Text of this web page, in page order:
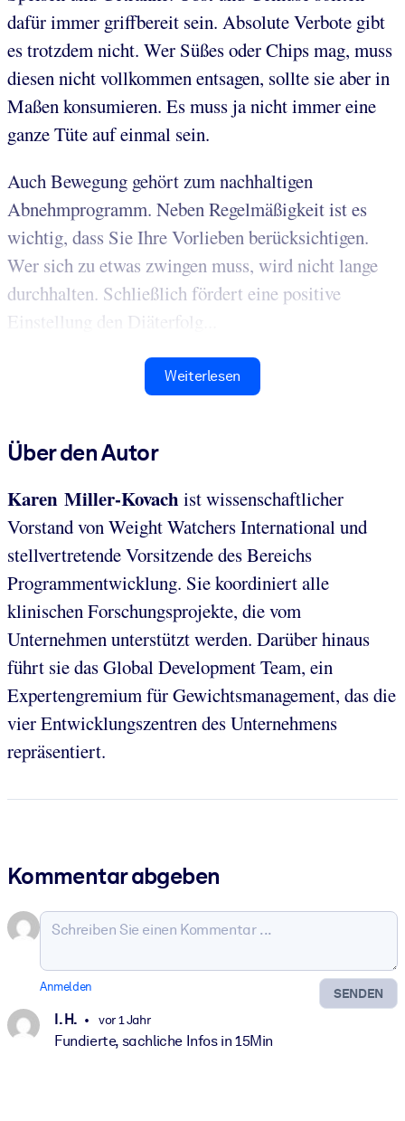
dafür immer griffbereit sein. Absolute Verbote gibt
es trotzdem nicht. Wer Süßes oder Chips mag, muss
diesen nicht vollkommen entsagen, sollte sie aber in
Maßen konsumieren. Es muss ja nicht immer eine
ganze Tüte auf einmal sein.
Auch Bewegung gehört zum nachhaltigen
Abnehmprogramm. Neben Regelmäßigkeit ist es
wichtig, dass Sie Ihre Vorlieben berücksichtigen.
Wer sich zu etwas zwingen muss, wird nicht lange
durchhalten. Schließlich fördert eine positive
Einstellung den Diäterfolg...
Weiterlesen
Über den Autor
Karen Miller-Kovach ist wissenschaftlicher
Vorstand von Weight Watchers International und
stellvertretende Vorsitzende des Bereichs
Programmentwicklung. Sie koordiniert alle
klinischen Forschungsprojekte, die vom
Unternehmen unterstützt werden. Darüber hinaus
führt sie das Global Development Team, ein
Expertengremium für Gewichtsmanagement, das die
vier Entwicklungszentren des Unternehmens
repräsentiert.
Kommentar abgeben
SENDEN
Anmelden
I. H. vor 1 Jahr
Fundierte, sachliche Infos in 15Min